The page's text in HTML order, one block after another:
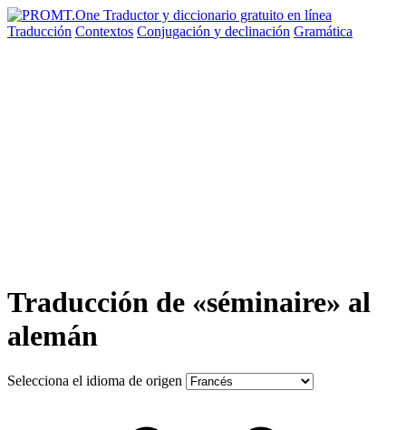
Traducción Contextos Conjugación y declinación Gramática
Traducción de «séminaire» al
alemán
Selecciona el idioma de origen